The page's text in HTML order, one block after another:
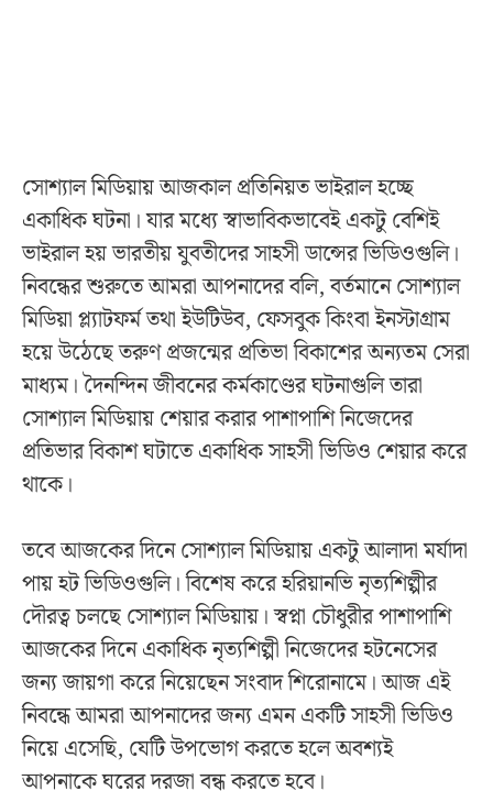
সোশ্যাল মিডিয়ায় আজকাল প্রতিনিয়ত ভাইরাল হচ্ছে
একাধিক ঘটনা। যার মধ্যে স্বাভাবিকভাবেই একটু বেশিই
ভাইরাল হয় ভারতীয় যুবতীদের সাহসী ডান্সের ভিডিওগুলি।
নিবন্ধের শুরুতে আমরা আপনাদের বলি, বর্তমানে সোশ্যাল
মিডিয়া প্ল্যাটফর্ম তথা ইউটিউব, ফেসবুক কিংবা ইনস্টাগ্রাম
হয়ে উঠেছে তরুণ প্রজন্মের প্রতিভা বিকাশের অন্যতম সেরা
মাধ্যম। দৈনন্দিন জীবনের কর্মকাণ্ডের ঘটনাগুলি তারা
সোশ্যাল মিডিয়ায় শেয়ার করার পাশাপাশি নিজেদের
প্রতিভার বিকাশ ঘটাতে একাধিক সাহসী ভিডিও শেয়ার করে
থাকে।
তবে আজকের দিনে সোশ্যাল মিডিয়ায় একটু আলাদা মর্যাদা
পায় হট ভিডিওগুলি। বিশেষ করে হরিয়ানভি নৃত্যশিল্পীর
দৌরত্ব চলছে সোশ্যাল মিডিয়ায়। স্বপ্না চৌধুরীর পাশাপাশি
আজকের দিনে একাধিক নৃত্যশিল্পী নিজেদের হটনেসের
জন্য জায়গা করে নিয়েছেন সংবাদ শিরোনামে। আজ এই
নিবন্ধে আমরা আপনাদের জন্য এমন একটি সাহসী ভিডিও
নিয়ে এসেছি, যেটি উপভোগ করতে হলে অবশ্যই
আপনাকে ঘরের দরজা বন্ধ করতে হবে।